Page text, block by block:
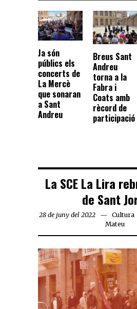
Ja són
públics els
concerts de
La Mercè
que sonaran
a Sant
Andreu
Breus Sant
Andreu
torna a la
Fabra i
Coats amb
rècord de
participació
La SCE La Lira
de Sant
28 de juny del 2022 Cultura
Mateu